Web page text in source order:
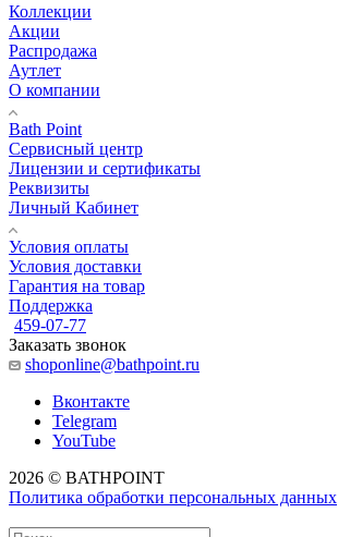
Коллекции
Акции
Распродажа
Аутлет
О компании
Bath Point
Сервисный центр
Лицензии и сертификаты
Реквизиты
Личный Кабинет
Условия оплаты
Условия доставки
Гарантия на товар
Поддержка
459-07-77
Заказать звонок
shoponline@bathpoint.ru
Вконтакте
Telegram
YouTube
2026 © BATHPOINT
Политика обработки персональных данных